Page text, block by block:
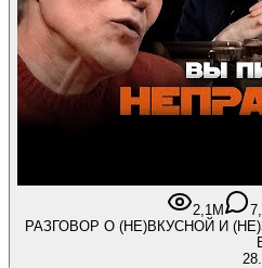
2,1M
РАЗГОВОР О (НЕ)ВКУСНОЙ И